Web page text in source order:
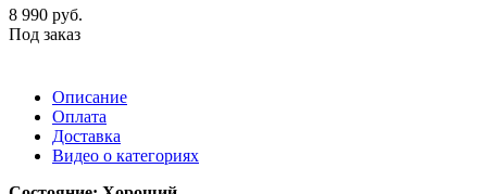
8 990 руб.
Под заказ
Описание
Оплата
Доставка
Видео о категориях